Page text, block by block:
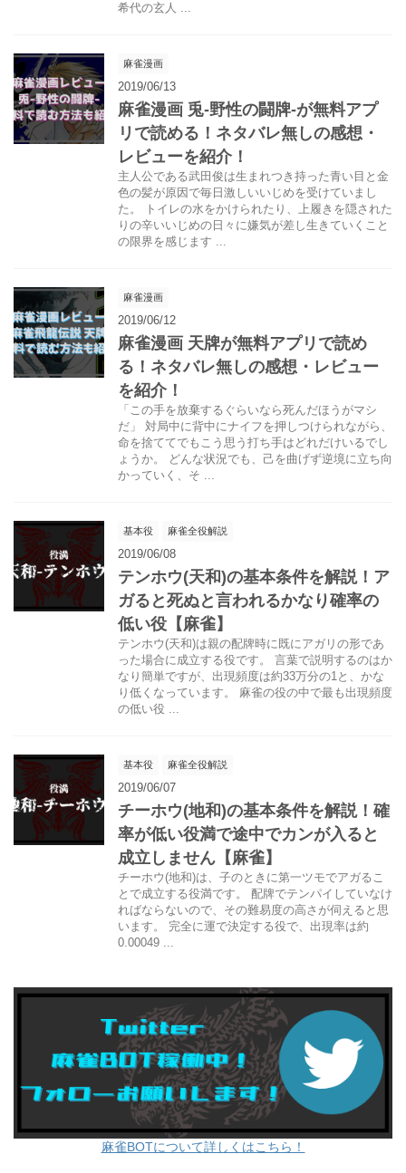
希代の玄人 ...
麻雀漫画
2019/06/13
麻雀漫画 兎-野性の闘牌-が無料アプ
リで読める！ネタバレ無しの感想・
レビューを紹介！
主人公である武田俊は生まれつき持った青い目と金
色の髪が原因で毎日激しいいじめを受けていまし
た。 トイレの水をかけられたり、上履きを隠された
りの辛いいじめの日々に嫌気が差し生きていくこと
の限界を感じます ...
麻雀漫画
2019/06/12
麻雀漫画 天牌が無料アプリで読め
る！ネタバレ無しの感想・レビュー
を紹介！
「この手を放棄するぐらいなら死んだほうがマシ
だ」 対局中に背中にナイフを押しつけられながら、
命を捨ててでもこう思う打ち手はどれだけいるでし
ょうか。 どんな状況でも、己を曲げず逆境に立ち向
かっていく、そ ...
基本役 麻雀全役解説
2019/06/08
テンホウ(天和)の基本条件を解説！ア
ガると死ぬと言われるかなり確率の
低い役【麻雀】
テンホウ(天和)は親の配牌時に既にアガリの形であ
った場合に成立する役です。 言葉で説明するのはか
なり簡単ですが、出現頻度は約33万分の1と、かな
り低くなっています。 麻雀の役の中で最も出現頻度
の低い役 ...
基本役 麻雀全役解説
2019/06/07
チーホウ(地和)の基本条件を解説！確
率が低い役満で途中でカンが入ると
成立しません【麻雀】
チーホウ(地和)は、子のときに第一ツモでアガるこ
とで成立する役満です。 配牌でテンパイしていなけ
ればならないので、その難易度の高さが伺えると思
います。 完全に運で決定する役で、出現率は約
0.00049 ...
麻雀BOTについて詳しくはこちら！